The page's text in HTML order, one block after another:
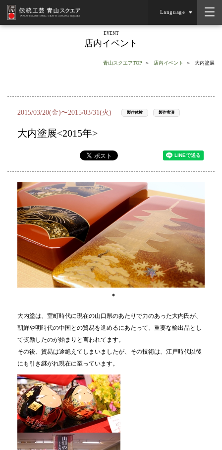
Language
EVENT
店内イベント
青山スクエアTOP 店内イベント 大内塗展
2015/03/20(金)〜2015/03/31(火) 製作体験 製作実演
大内塗展<2015年>
大内塗は、室町時代に現在の山口県のあたりで力のあった大内氏が、
朝鮮や明時代の中国との貿易を進めるにあたって、重要な輸出品とし
て奨励したのが始まりと言われてます。
その後、貿易は途絶えてしまいましたが、その技術は、江戸時代以後
にも引き継がれ現在に至っています。